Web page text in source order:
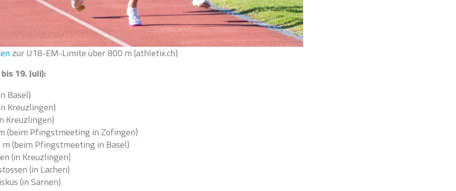
zur U18-EM-Limite über 800 m (athletix.ch)
19. Juli):
Basel)
Kreuzlingen)
Kreuzlingen)
(beim Pfingstmeeting in Zofingen)
(beim Pfingstmeeting in Basel)
(in Kreuzlingen)
(in Lachen)
(in Sarnen)